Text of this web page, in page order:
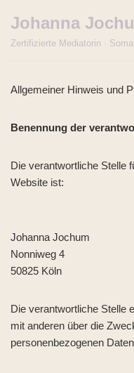
Zum
Johanna
Zertifizierte Mediatorin ·
Allgemeiner Hinweis und
Benennung der
Die verantwortliche Stelle
Website ist:
Johanna Jochum
Nonniweg 4
50825 Köln
Die verantwortliche Stelle
mit anderen über die
personenbezogenen